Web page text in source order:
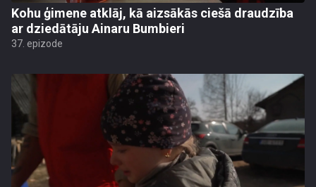
Kohu ģimene atklāj, kā aizsākās ciešā draudzība
ar dziedātāju Ainaru Bumbieri
37. epizode